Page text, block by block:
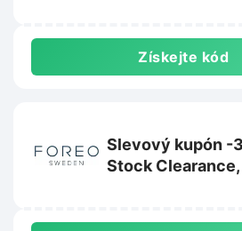
Získejte kód
Slevový kupón -
Stock